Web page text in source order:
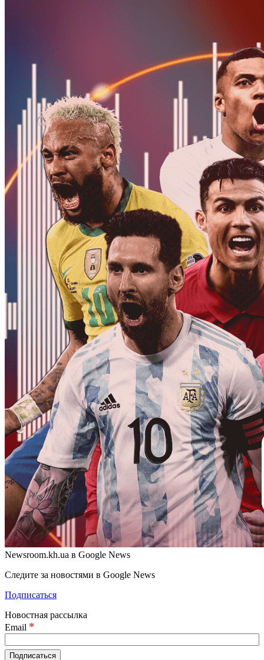
Newsroom.kh.ua в Google News
Следите за новостями в Google News
Подписаться
Новостная рассылка
Email *